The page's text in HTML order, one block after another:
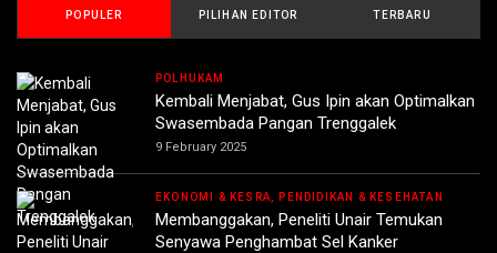
POPULER PILIHAN EDITOR TERBARU
POLHUKAM
Kembali Menjabat, Gus Ipin akan Optimalkan
Swasembada Pangan Trenggalek
9 February 2025
EKONOMI & KESRA, PENDIDIKAN & KESEHATAN
Membanggakan, Peneliti Unair Temukan
Senyawa Penghambat Sel Kanker